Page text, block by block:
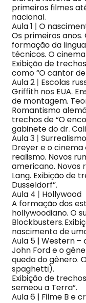
primeiros filmes
nacional.
Aula 1 | O
Os primeiros anos.
formação da
técnicos. O
Exibição de
como “O cantor de
Aula 2 | Escolas
Griffith nos EUA.
de montagem.
Romantismo
trechos de “O
gabinete do dr.
Aula 3 |
Dreyer e o cinema
realismo. Novos
americano. Novos
Lang. Exibição de
Dusseldorf”.
Aula 4 | Hollywood
A formação dos
hollywoodiano. O
Blockbusters.
nascimento de
Aula 5 | Western
John Ford e o
queda do gênero.
spaghetti).
Exibição de
semeou a Terra”.
Aula 6 | Filme B e